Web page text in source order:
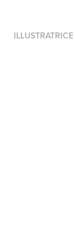
ILLUSTRATRICE